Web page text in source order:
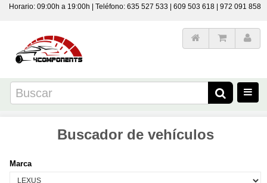
Horario: 09:00h a 19:00h | Teléfono: 635 527 533 | 609 503 618 | 972 091 858
Buscador de vehículos
Marca